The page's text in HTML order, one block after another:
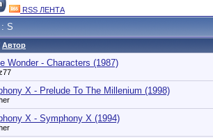
RSS ЛЕНТА
S
Автор
Wonder - Characters (1987)
X - Prelude To The Millenium (1998)
X - Symphony X (1994)